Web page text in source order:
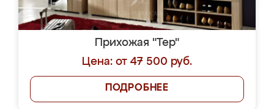
Прихожая "Тер"
Цена: от 47 500 руб.
ПОДРОБНЕЕ